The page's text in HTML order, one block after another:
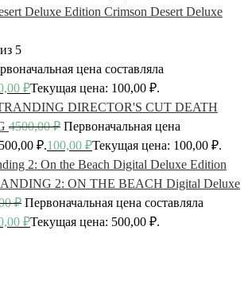
Crimson Desert Deluxe
из 5
цена составляла
₽Текущая цена: 100,00 ₽.
DEATH
4500,00₽ Первоначальная цена
₽.100,00 ₽Текущая цена: 100,00 ₽.
2: ON THE BEACH Digital Deluxe
₽ Первоначальная цена составляла
₽Текущая цена: 500,00 ₽.